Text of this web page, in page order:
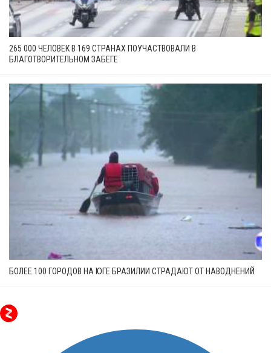
265 000 ЧЕЛОВЕК В 169 СТРАНАХ ПОУЧАСТВОВАЛИ В
БЛАГОТВОРИТЕЛЬНОМ ЗАБЕГЕ
БОЛЕЕ 100 ГОРОДОВ НА ЮГЕ БРАЗИЛИИ СТРАДАЮТ ОТ НАВОДНЕНИЙ